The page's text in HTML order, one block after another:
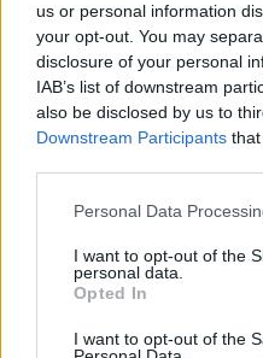
us or personal information
your opt-out. You may
disclosure of your personal
IAB’s list of downstream
also be disclosed by us to
Downstream Participants
Personal Data
I want to opt-out of the
personal data.
Opted In
I want to opt-out of the
Žaidimų naujienos:
realybės akiniai
Žinios | IT ir mokslas
vardų
Žinios | IT ir mokslas
Atgimsta senasis Half-